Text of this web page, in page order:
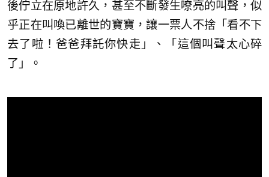
後佇立在原地許久，甚至不斷發生嘹亮的叫聲，似
乎正在叫喚已離世的寶寶，讓一票人不捨「看不下
去了啦！爸爸拜託你快走」、「這個叫聲太心碎
了」。